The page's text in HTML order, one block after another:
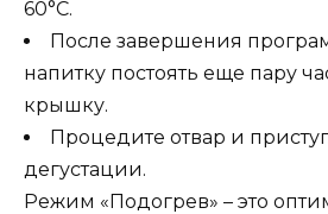
60°C.
После завершения
напитку постоять еще пару
крышку.
Процедите отвар и
дегустации.
Режим «Подогрев» – это